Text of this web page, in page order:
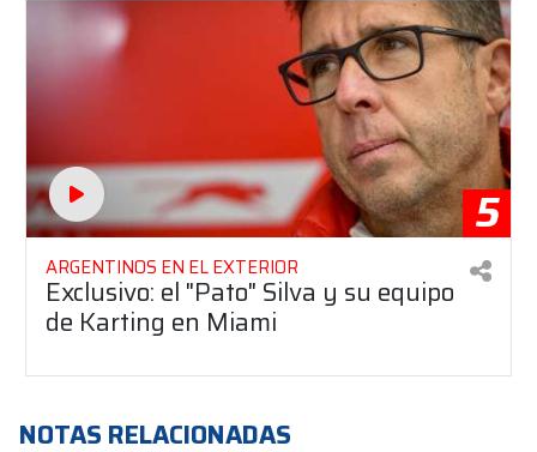
5
ARGENTINOS EN EL EXTERIOR
Exclusivo: el "Pato" Silva y su equipo
de Karting en Miami
NOTAS RELACIONADAS